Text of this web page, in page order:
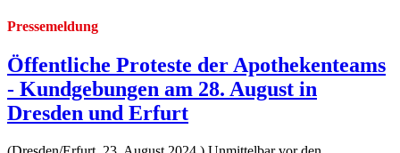
Pressemeldung
Öffentliche Proteste der Apothekenteams
- Kundgebungen am 28. August in
Dresden und Erfurt